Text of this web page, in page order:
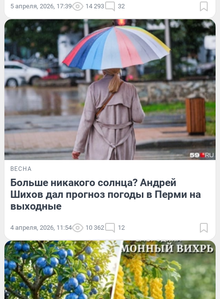
5 апреля, 2026, 17:39 14 293 32
ВЕСНА
Больше никакого солнца? Андрей
Шихов дал прогноз погоды в Перми на
выходные
4 апреля, 2026, 11:54 10 362 12